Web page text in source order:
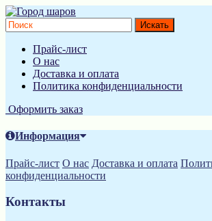
Прайс-лист
О нас
Доставка и оплата
Политика конфиденциальности
Оформить заказ
Информация
Прайс-лист О нас Доставка и оплата
конфиденциальности
Контакты